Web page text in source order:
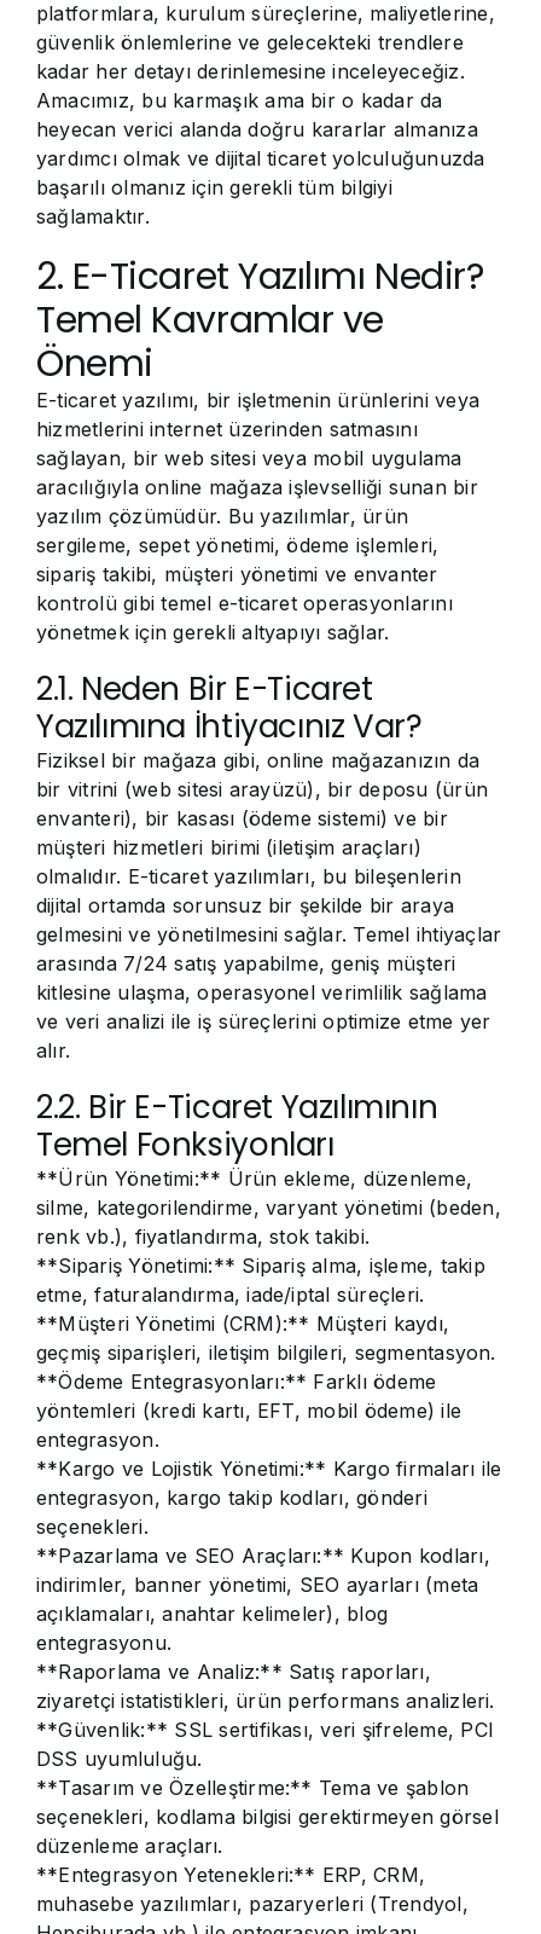
platformlara, kurulum süreçlerine, maliyetlerine,
güvenlik önlemlerine ve gelecekteki trendlere
kadar her detayı derinlemesine inceleyeceğiz.
Amacımız, bu karmaşık ama bir o kadar da
heyecan verici alanda doğru kararlar almanıza
yardımcı olmak ve dijital ticaret yolculuğunuzda
başarılı olmanız için gerekli tüm bilgiyi
sağlamaktır.
2. E-Ticaret Yazılımı Nedir?
Temel Kavramlar ve
Önemi
E-ticaret yazılımı, bir işletmenin ürünlerini veya
hizmetlerini internet üzerinden satmasını
sağlayan, bir web sitesi veya mobil uygulama
aracılığıyla online mağaza işlevselliği sunan bir
yazılım çözümüdür. Bu yazılımlar, ürün
sergileme, sepet yönetimi, ödeme işlemleri,
sipariş takibi, müşteri yönetimi ve envanter
kontrolü gibi temel e-ticaret operasyonlarını
yönetmek için gerekli altyapıyı sağlar.
2.1. Neden Bir E-Ticaret
Yazılımına İhtiyacınız Var?
Fiziksel bir mağaza gibi, online mağazanızın da
bir vitrini (web sitesi arayüzü), bir deposu (ürün
envanteri), bir kasası (ödeme sistemi) ve bir
müşteri hizmetleri birimi (iletişim araçları)
olmalıdır. E-ticaret yazılımları, bu bileşenlerin
dijital ortamda sorunsuz bir şekilde bir araya
gelmesini ve yönetilmesini sağlar. Temel ihtiyaçlar
arasında 7/24 satış yapabilme, geniş müşteri
kitlesine ulaşma, operasyonel verimlilik sağlama
ve veri analizi ile iş süreçlerini optimize etme yer
alır.
2.2. Bir E-Ticaret Yazılımının
Temel Fonksiyonları
**Ürün Yönetimi:** Ürün ekleme, düzenleme,
silme, kategorilendirme, varyant yönetimi (beden,
renk vb.), fiyatlandırma, stok takibi.
**Sipariş Yönetimi:** Sipariş alma, işleme, takip
etme, faturalandırma, iade/iptal süreçleri.
**Müşteri Yönetimi (CRM):** Müşteri kaydı,
geçmiş siparişleri, iletişim bilgileri, segmentasyon.
**Ödeme Entegrasyonları:** Farklı ödeme
yöntemleri (kredi kartı, EFT, mobil ödeme) ile
entegrasyon.
**Kargo ve Lojistik Yönetimi:** Kargo firmaları ile
entegrasyon, kargo takip kodları, gönderi
seçenekleri.
**Pazarlama ve SEO Araçları:** Kupon kodları,
indirimler, banner yönetimi, SEO ayarları (meta
açıklamaları, anahtar kelimeler), blog
entegrasyonu.
**Raporlama ve Analiz:** Satış raporları,
ziyaretçi istatistikleri, ürün performans analizleri.
**Güvenlik:** SSL sertifikası, veri şifreleme, PCI
DSS uyumluluğu.
**Tasarım ve Özelleştirme:** Tema ve şablon
seçenekleri, kodlama bilgisi gerektirmeyen görsel
düzenleme araçları.
**Entegrasyon Yetenekleri:** ERP, CRM,
muhasebe yazılımları, pazaryerleri (Trendyol,